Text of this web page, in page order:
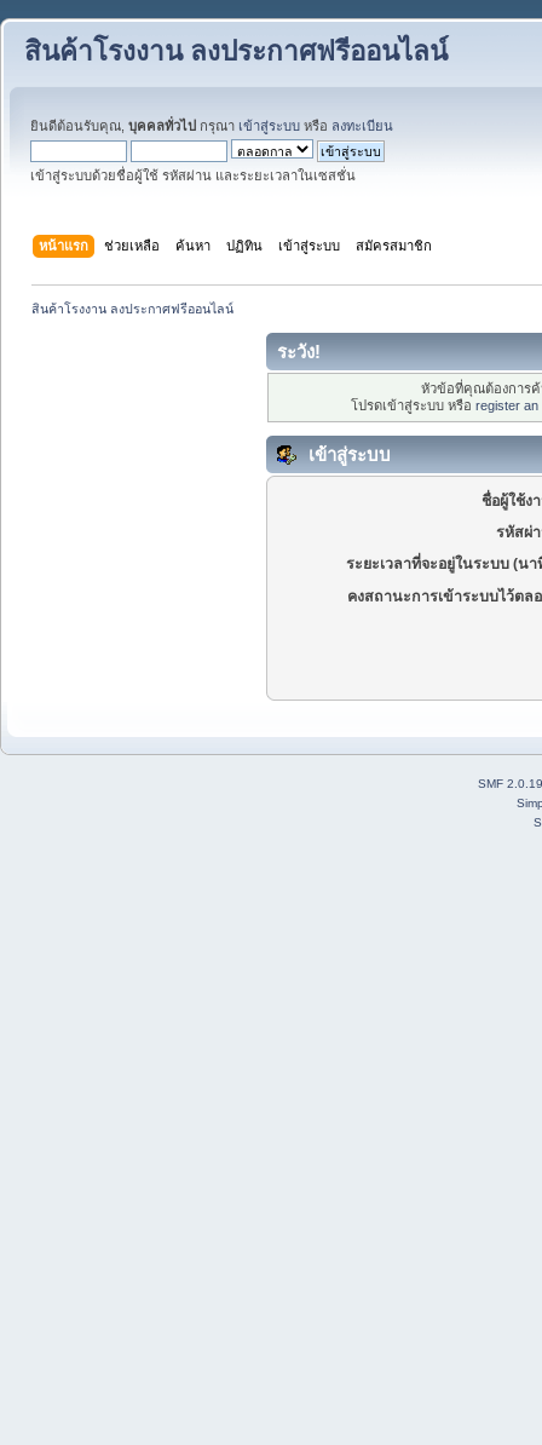
สินค้าโรงงาน ลงประกาศฟรีออนไลน์
ยินดีต้อนรับคุณ, บุคคลทั่วไป กรุณา เข้าสู่ระบบ หรือ ลงทะเบียน
เข้าสู่ระบบด้วยชื่อผู้ใช้ รหัสผ่าน และระยะเวลาในเซสชั่น
หน้าแรก ช่วยเหลือ ค้นหา ปฏิทิน เข้าสู่ระบบ สมัครสมาชิก
สินค้าโรงงาน ลงประกาศฟรีออนไลน์
ระวัง!
หัวข้อที่คุณต้องการ
โปรดเข้าสู่ระบบ หรือ register an
เข้าสู่ระบบ
ชื่อผู้ใช้ง
รหัสผ่
ระยะเวลาที่จะอยู่ในระบบ (นา
คงสถานะการเข้าระบบไว้ตล
SMF 2.0.19